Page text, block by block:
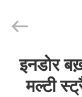
Technology
Co.,Ltd..
Developedइनडोर
मल्टी